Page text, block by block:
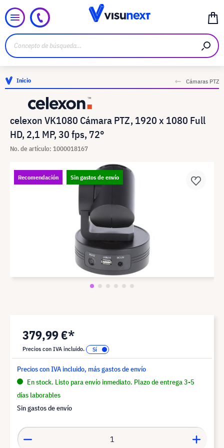
Inicio Cámaras PTZ
celexon VK1080 Cámara PTZ, 1920 x 1080 Full
HD, 2,1 MP, 30 fps, 72°
No. de artículo: 1000018167
Recomendación Sin gastos de envío
379,99 €*
Precios con IVA incluido.
Precios con IVA incluido, más gastos de envío
En stock. Listo para envío inmediato. Plazo de entrega 3-5
días laborables
Sin gastos de envío